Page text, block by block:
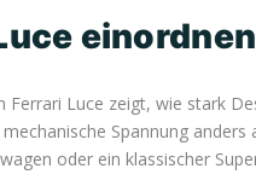
Ferrari Luce zeigt, wie stark
Spannung
oder ein klassischer